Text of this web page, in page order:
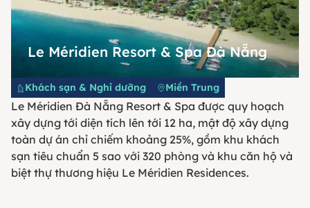
Le Méridien Resort & Spa Đà Nẵng
Khách sạn & Nghỉ dưỡng Miền Trung
Le Méridien Đà Nẵng Resort & Spa được quy hoạch
xây dựng tới diện tích lên tới 12 ha, mật độ xây dựng
toàn dự án chỉ chiếm khoảng 25%, gồm khu khách
sạn tiêu chuẩn 5 sao với 320 phòng và khu căn hộ và
biệt thự thương hiệu Le Méridien Residences.